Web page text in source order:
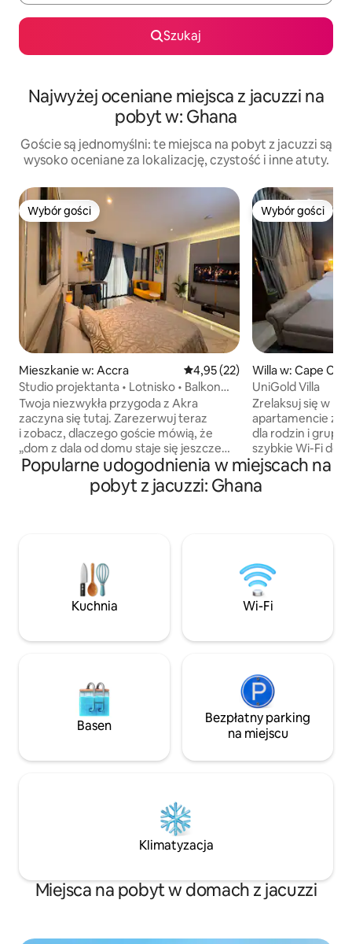
Szukaj
Najwyżej oceniane miejsca z jacuzzi na
pobyt w: Ghana
Goście są jednomyślni: te miejsca na pobyt z jacuzzi są
wysoko oceniane za lokalizację, czystość i inne atuty.
Wybór gości
Wybór gości
Mieszkanie w: Accra Średnia ocena: 4,95 na 5,
4,95 (22)
Studio projektanta • Lotnisko • Balkon
i luksusowy hotel
Twoja niezwykła przygoda z Akra
zaczyna się tutaj. Zarezerwuj teraz
i zobacz, dlaczego goście mówią, że
„dom z dala od domu staje się jeszcze
lepszy”. Dostęp do basenu na dachu i
siłowni. Ten stylowy apartament
w Airport Residential oferuje komfort na
Bezpieczny spacer do Airport City,
restauracji, centrów handlowych,
kawiarni i Roman Ridge. 5–10 minut jazdy
na lotnisko. Idealne dla osób
podróżujących w pojedynkę i na
Wybór gości
Wybór gości
Willa w: Cape
UniGold Villa
Zrelaksuj się w
apartamencie z 2
dla rodzin i grup.
szybkie Wi-Fi do
Netflixa – Duże i
king-size
Ogrodzony
dla dzieci -
wypoczynkowa
Łatwe
Coast i Elmina 🏰,
i doświadcz tego,
Popularne udogodnienia w miejscach na
pobyt z jacuzzi: Ghana
Kuchnia Wi-Fi
Basen
Bezpłatny parking
na miejscu
Klimatyzacja
Miejsca na pobyt w domach z jacuzzi